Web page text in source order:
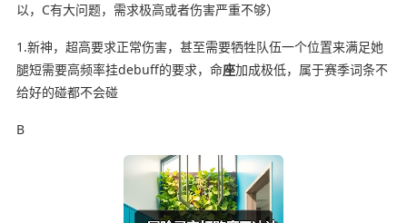
以，C有大问题，需求极高或者伤害严重不够）
1.新神，超高要求正常伤害，甚至需要牺牲队伍一个位置来满足她
腿短需要高频率挂debuff的要求，命座加成极低，属于赛季词条不
给好的碰都不会碰
B